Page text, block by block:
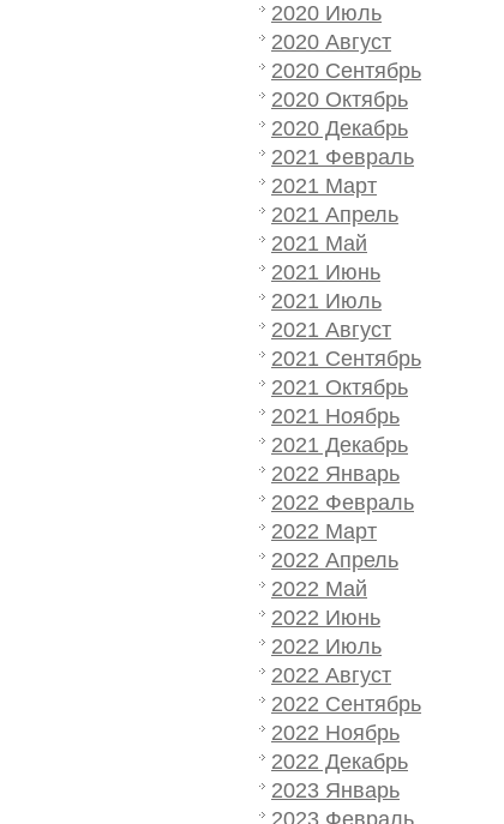
2020 Июль
2020 Август
2020 Сентябрь
2020 Октябрь
2020 Декабрь
2021 Февраль
2021 Март
2021 Апрель
2021 Май
2021 Июнь
2021 Июль
2021 Август
2021 Сентябрь
2021 Октябрь
2021 Ноябрь
2021 Декабрь
2022 Январь
2022 Февраль
2022 Март
2022 Апрель
2022 Май
2022 Июнь
2022 Июль
2022 Август
2022 Сентябрь
2022 Ноябрь
2022 Декабрь
2023 Январь
2023 Февраль